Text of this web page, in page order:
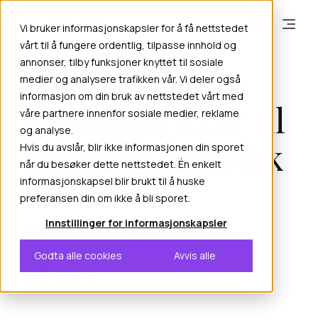
Vi bruker informasjonskapsler for å få nettstedet
vårt til å fungere ordentlig, tilpasse innhold og
annonser, tilby funksjoner knyttet til sosiale
medier og analysere trafikken vår. Vi deler også
informasjon om din bruk av nettstedet vårt med
våre partnere innenfor sosiale medier, reklame
og analyse.
Hvis du avslår, blir ikke informasjonen din sporet
når du besøker dette nettstedet. Én enkelt
informasjonskapsel blir brukt til å huske
preferansen din om ikke å bli sporet.
Innstillinger for informasjonskapsler
Godta alle cookies Avvis alle
mai 20, 2026Admin
Strengere krav til
informasjonssikk
erhet – er
virksomheten
klar?